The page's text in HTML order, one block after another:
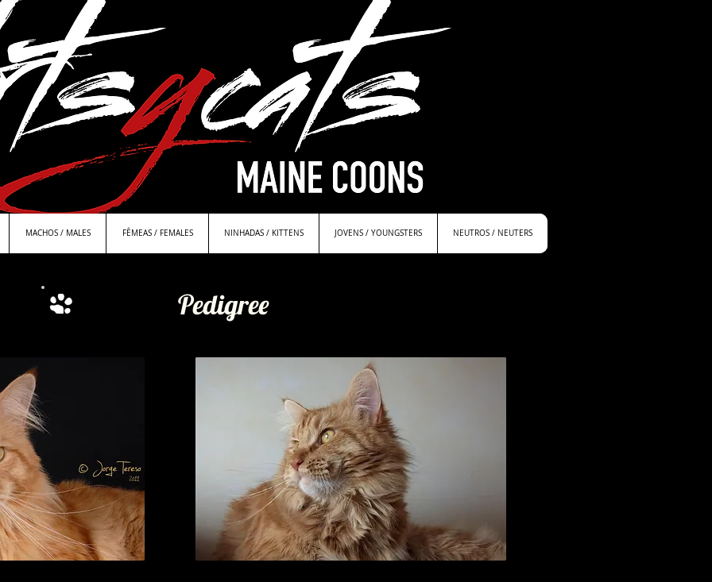
Pedigree
MACHOS / MALES FÊMEAS / FEMALES NINHADAS / KITTENS JOVENS / YOUNGSTERS NEUTROS / NEUTERS